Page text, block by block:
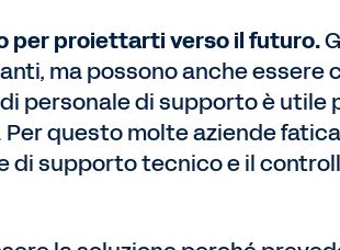
per proiettarti verso il futuro.
ma possono anche essere
personale di supporto è utile
questo molte aziende
di supporto tecnico e il